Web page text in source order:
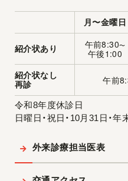
月〜金曜日
紹介状あり 午前8:30〜
午後1:00
紹介状なし
再診
午前
令和8年度休診日
日曜日・祝日・10月31日・年
外来診療担当医表